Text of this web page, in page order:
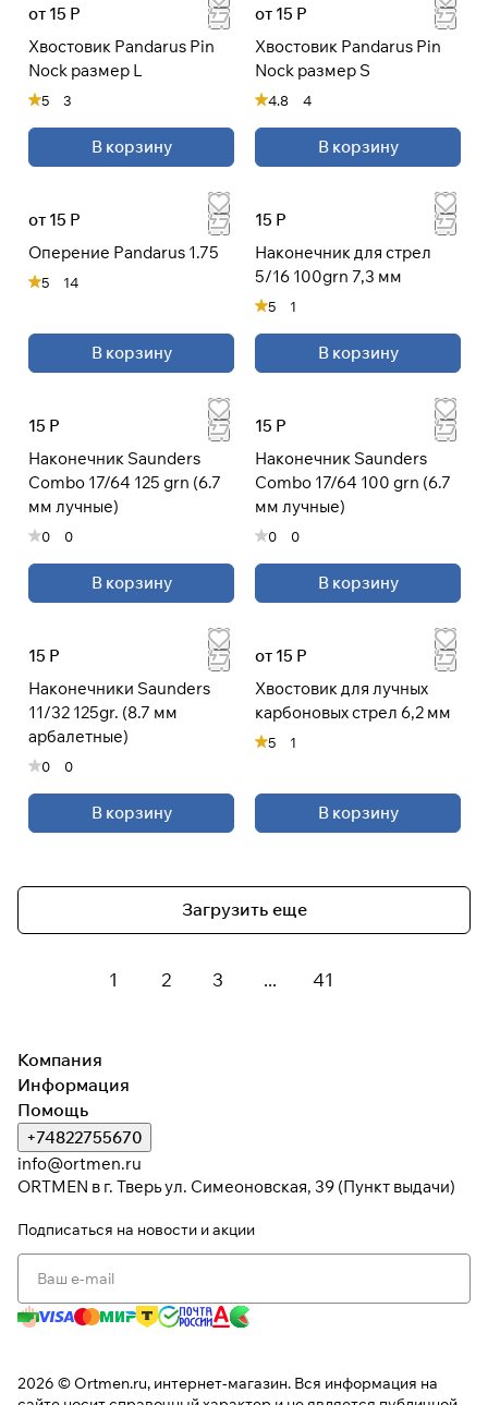
от 15 Р
Хвостовик Pandarus Pin
Nock размер L
5 3
В корзину
от 15 Р
Хвостовик Pandarus Pin
Nock размер S
4.8 4
В корзину
от 15 Р
Оперение Pandarus 1.75
5 14
В корзину
15 Р
Наконечник для стрел
5/16 100grn 7,3 мм
5 1
В корзину
15 Р
Наконечник Saunders
Combo 17/64 125 grn (6.7
мм лучные)
0 0
В корзину
15 Р
Наконечник Saunders
Combo 17/64 100 grn (6.7
мм лучные)
0 0
В корзину
15 Р
Наконечники Saunders
11/32 125gr. (8.7 мм
арбалетные)
0 0
В корзину
от 15 Р
Хвостовик для лучных
карбоновых стрел 6,2 мм
5 1
В корзину
Загрузить еще
1 2 3 ... 41
Компания
Информация
Помощь
+74822755670
info@ortmen.ru
ORTMEN в г. Тверь ул. Симеоновская, 39 (Пункт выдачи)
Подписаться на новости и акции
2026 © Ortmen.ru, интернет-магазин. Вся информация на